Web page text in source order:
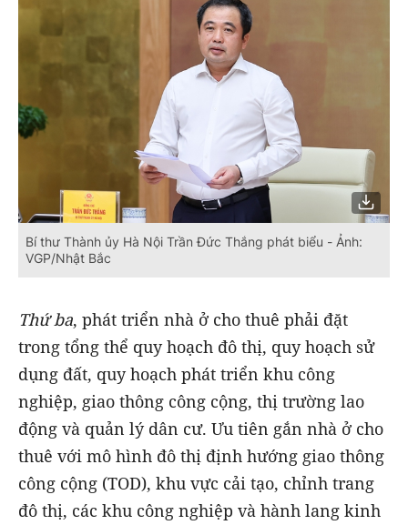
Bí thư Thành ủy Hà Nội Trần Đức Thắng phát biểu - Ảnh:
VGP/Nhật Bắc
Thứ ba, phát triển nhà ở cho thuê phải đặt
trong tổng thể quy hoạch đô thị, quy hoạch sử
dụng đất, quy hoạch phát triển khu công
nghiệp, giao thông công cộng, thị trường lao
động và quản lý dân cư. Ưu tiên gắn nhà ở cho
thuê với mô hình đô thị định hướng giao thông
công cộng (TOD), khu vực cải tạo, chỉnh trang
đô thị, các khu công nghiệp và hành lang kinh